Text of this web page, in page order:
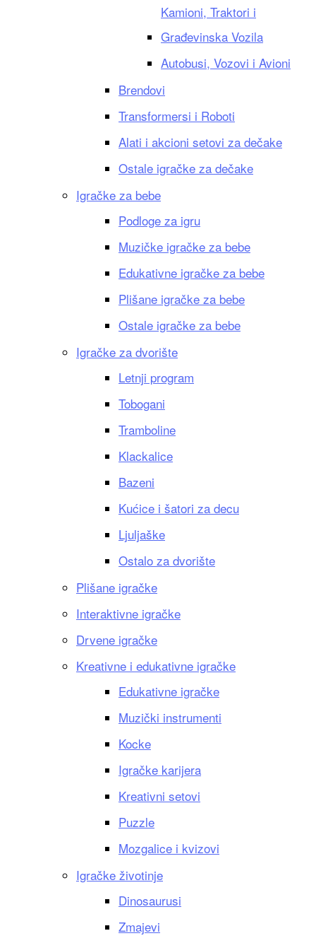
Kamioni, Traktori i
Građevinska Vozila
Autobusi, Vozovi i Avioni
Brendovi
Transformersi i Roboti
Alati i akcioni setovi za dečake
Ostale igračke za dečake
Igračke za bebe
Podloge za igru
Muzičke igračke za bebe
Edukativne igračke za bebe
Plišane igračke za bebe
Ostale igračke za bebe
Igračke za dvorište
Letnji program
Tobogani
Tramboline
Klackalice
Bazeni
Kućice i šatori za decu
Ljuljaške
Ostalo za dvorište
Plišane igračke
Interaktivne igračke
Drvene igračke
Kreativne i edukativne igračke
Edukativne igračke
Muzički instrumenti
Kocke
Igračke karijera
Kreativni setovi
Puzzle
Mozgalice i kvizovi
Igračke životinje
Dinosaurusi
Zmajevi